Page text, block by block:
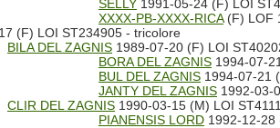
SELLY 1991-05-24 (F) LOI
XXXX-PB-XXXX-RICA(F) LOF
(F) LOI ST234905 - tricolore
BILA DEL ZAGNIS 1989-07-20 (F) LOI
BORA DEL ZAGNIS 1994-07-
BUL DEL ZAGNIS 1994-07-21
JANTY DEL ZAGNIS 1992-03-
CLIR DEL ZAGNIS 1990-03-15 (M) LOI
PIANENSIS LORD 1992-12-28